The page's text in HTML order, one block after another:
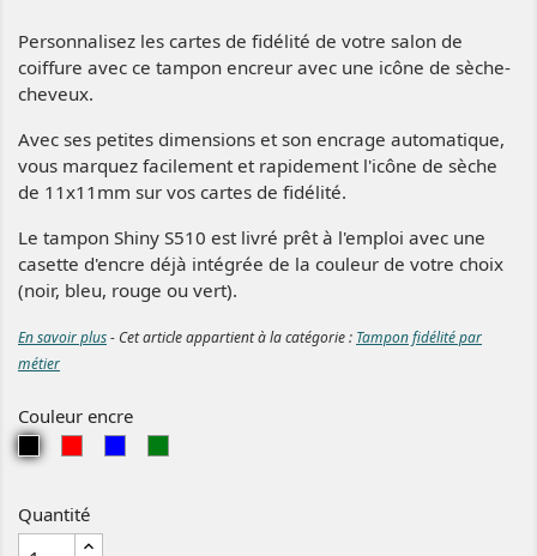
Personnalisez les cartes de fidélité de votre salon de
coiffure avec ce tampon encreur avec une icône de sèche-
cheveux.
Avec ses petites dimensions et son encrage automatique,
vous marquez facilement et rapidement l'icône de sèche
de 11x11mm sur vos cartes de fidélité.
Le tampon Shiny S510 est livré prêt à l'emploi avec une
casette d'encre déjà intégrée de la couleur de votre choix
(noir, bleu, rouge ou vert).
En savoir plus- Cet article appartient à la catégorie : Tampon fidélité par
métier
Couleur encre
r
g
e
Quantité